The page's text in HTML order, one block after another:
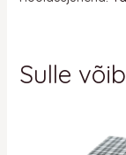
Sulle